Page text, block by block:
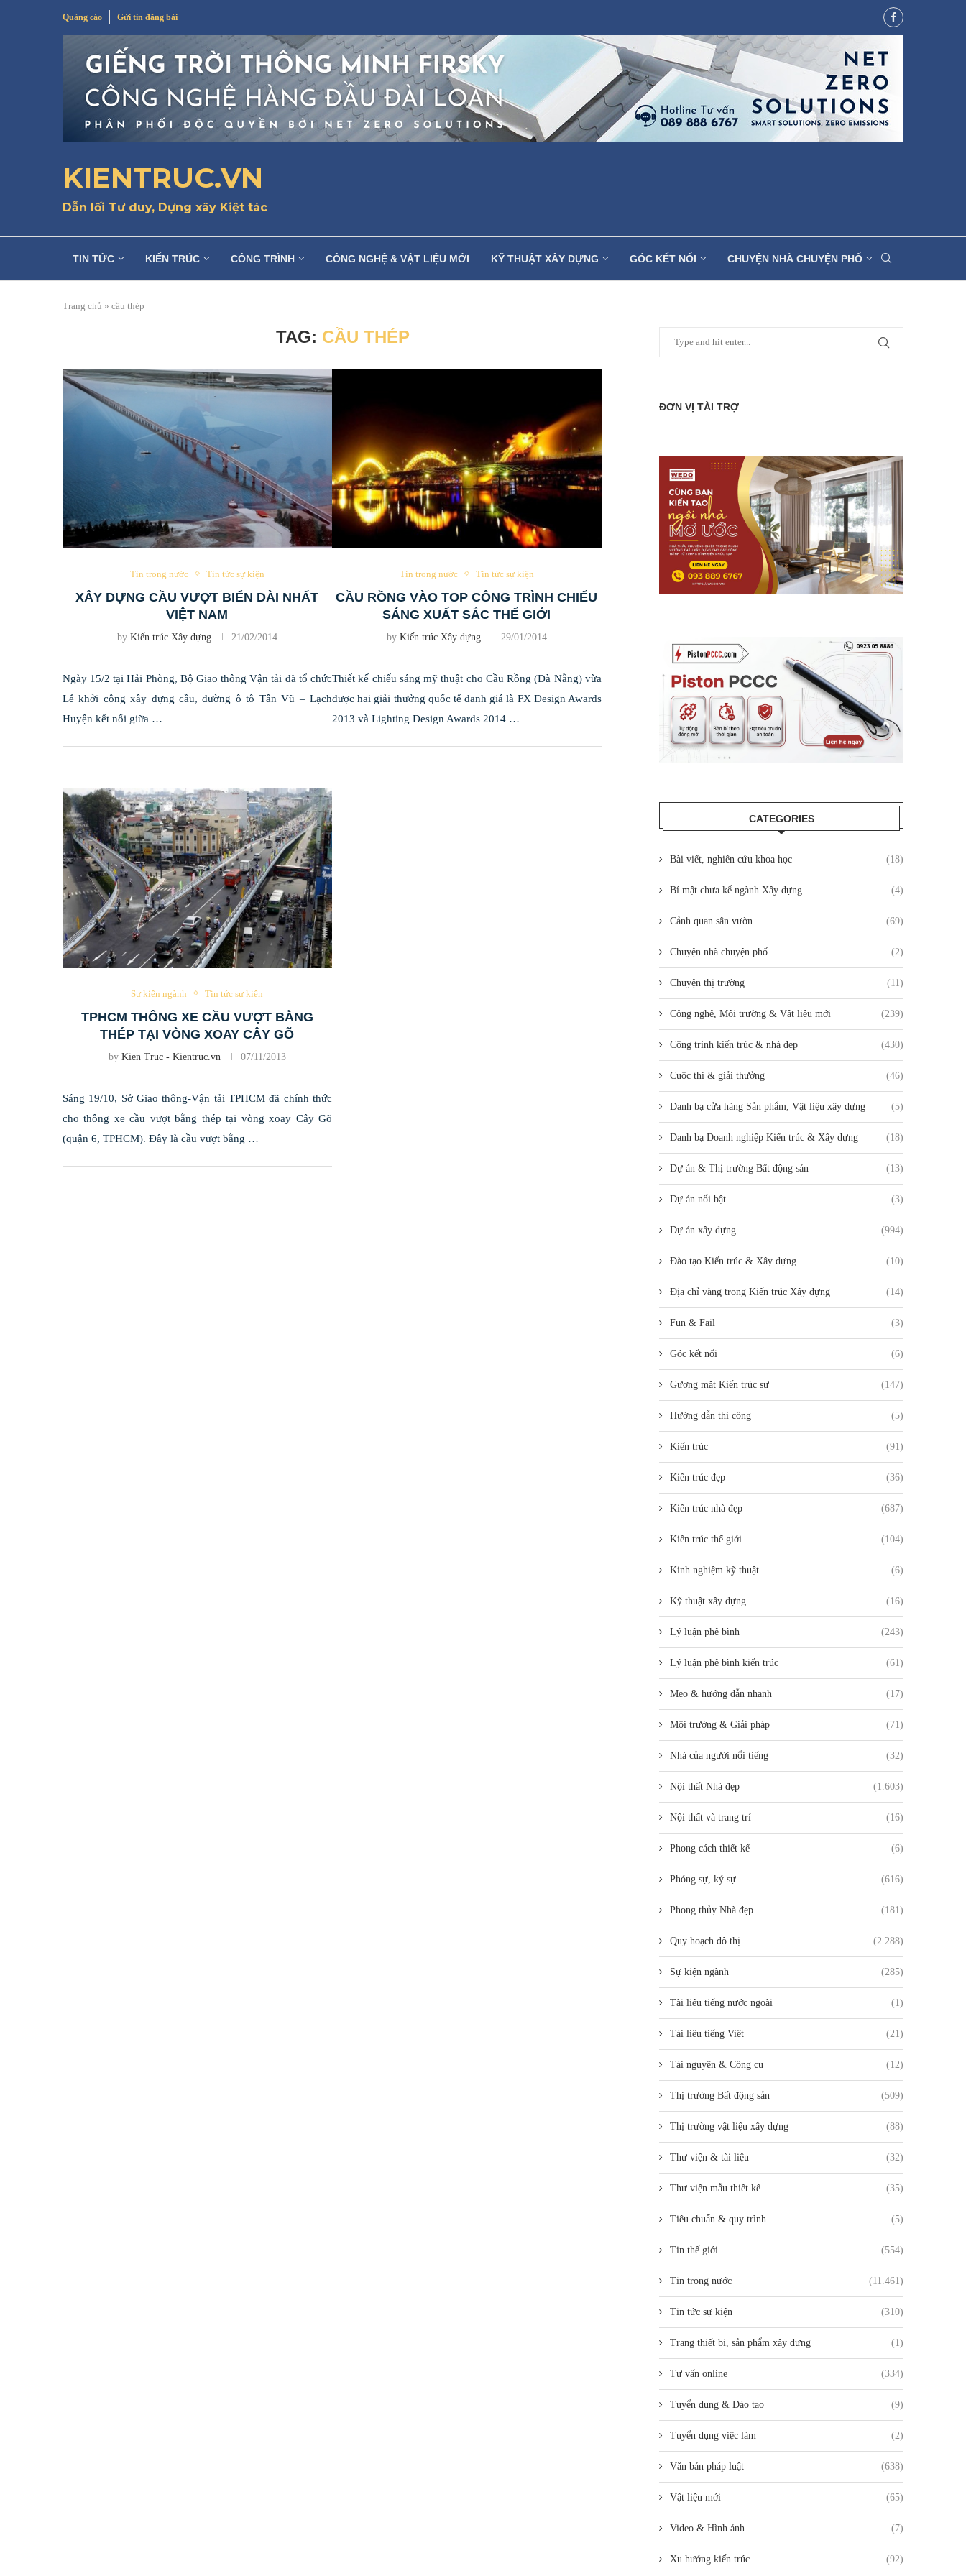
Quảng cáo Gửi tin đăng bài
KIENTRUC.VN
Dẫn lối Tư duy, Dựng xây Kiệt tác
TIN TỨC KIẾN TRÚC CÔNG TRÌNH CÔNG NGHỆ & VẬT LIỆU MỚI KỸ THUẬT XÂY DỰNG GÓC KẾT NỐI CHUYỆN NHÀ CHUYỆN PHỐ
Trang chủ » cầu thép
TAG: CẦU THÉP
Tin trong nước Tin tức sự kiện
XÂY DỰNG CẦU VƯỢT BIỂN DÀI NHẤT
VIỆT NAM
by Kiến trúc Xây dựng 21/02/2014
Ngày 15/2 tại Hải Phòng, Bộ Giao thông Vận tải đã tổ chức
Lễ khởi công xây dựng cầu, đường ô tô Tân Vũ – Lạch
Huyện kết nối giữa …
Tin trong nước Tin tức sự kiện
CẦU RỒNG VÀO TOP CÔNG TRÌNH CHIẾU
SÁNG XUẤT SẮC THẾ GIỚI
by Kiến trúc Xây dựng 29/01/2014
Thiết kế chiếu sáng mỹ thuật cho Cầu Rồng (Đà Nẵng) vừa
được hai giải thưởng quốc tế danh giá là FX Design Awards
2013 và Lighting Design Awards 2014 …
Sự kiện ngành Tin tức sự kiện
TPHCM THÔNG XE CẦU VƯỢT BẰNG
THÉP TẠI VÒNG XOAY CÂY GÕ
by Kien Truc - Kientruc.vn 07/11/2013
Sáng 19/10, Sở Giao thông-Vận tải TPHCM đã chính thức
cho thông xe cầu vượt bằng thép tại vòng xoay Cây Gõ
(quận 6, TPHCM). Đây là cầu vượt bằng …
ĐƠN VỊ TÀI TRỢ
CATEGORIES
Bài viết, nghiên cứu khoa học (18)
Bí mật chưa kể ngành Xây dựng (4)
Cảnh quan sân vườn (69)
Chuyện nhà chuyện phố (2)
Chuyện thị trường (11)
Công nghệ, Môi trường & Vật liệu mới (239)
Công trình kiến trúc & nhà đẹp (430)
Cuộc thi & giải thưởng (46)
Danh bạ cửa hàng Sản phẩm, Vật liệu xây dựng (5)
Danh bạ Doanh nghiệp Kiến trúc & Xây dựng (18)
Dự án & Thị trường Bất động sản (13)
Dự án nổi bật (3)
Dự án xây dựng (994)
Đào tạo Kiến trúc & Xây dựng (10)
Địa chỉ vàng trong Kiến trúc Xây dựng (14)
Fun & Fail (3)
Góc kết nối (6)
Gương mặt Kiến trúc sư (147)
Hướng dẫn thi công (5)
Kiến trúc (91)
Kiến trúc đẹp (36)
Kiến trúc nhà đẹp (687)
Kiến trúc thế giới (104)
Kinh nghiệm kỹ thuật (6)
Kỹ thuật xây dựng (16)
Lý luận phê bình (243)
Lý luận phê bình kiến trúc (61)
Mẹo & hướng dẫn nhanh (17)
Môi trường & Giải pháp (71)
Nhà của người nổi tiếng (32)
Nội thất Nhà đẹp (1.603)
Nội thất và trang trí (16)
Phong cách thiết kế (6)
Phóng sự, ký sự (616)
Phong thủy Nhà đẹp (181)
Quy hoạch đô thị (2.288)
Sự kiện ngành (285)
Tài liệu tiếng nước ngoài (1)
Tài liệu tiếng Việt (21)
Tài nguyên & Công cụ (12)
Thị trường Bất động sản (509)
Thị trường vật liệu xây dựng (88)
Thư viện & tài liệu (32)
Thư viện mẫu thiết kế (35)
Tiêu chuẩn & quy trình (5)
Tin thế giới (554)
Tin trong nước (11.461)
Tin tức sự kiện (310)
Trang thiết bị, sản phẩm xây dựng (1)
Tư vấn online (334)
Tuyển dụng & Đào tạo (9)
Tuyển dụng việc làm (2)
Văn bản pháp luật (638)
Vật liệu mới (65)
Video & Hình ảnh (7)
Xu hướng kiến trúc (92)